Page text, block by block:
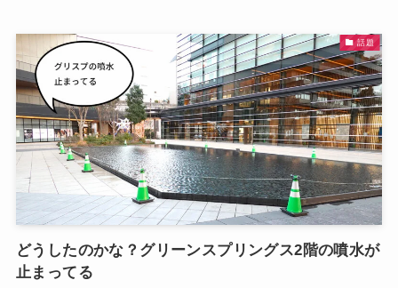
話題
どうしたのかな？グリーンスプリングス2階の噴水が
止まってる